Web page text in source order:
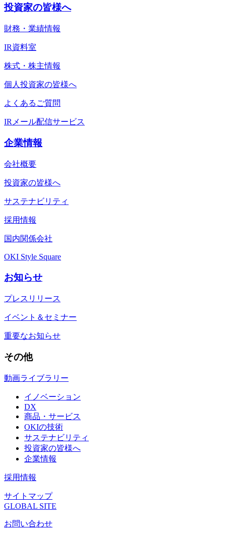
投資家の皆様へ
財務・業績情報
IR資料室
株式・株主情報
個人投資家の皆様へ
よくあるご質問
IRメール配信サービス
企業情報
会社概要
投資家の皆様へ
サステナビリティ
採用情報
国内関係会社
OKI Style Square
お知らせ
プレスリリース
イベント＆セミナー
重要なお知らせ
その他
動画ライブラリー
イノベーション
DX
商品・サービス
OKIの技術
サステナビリティ
投資家の皆様へ
企業情報
採用情報
サイトマップ
GLOBAL SITE
お問い合わせ